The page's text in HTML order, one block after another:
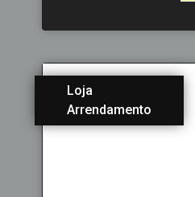
Loja
Arrendamento